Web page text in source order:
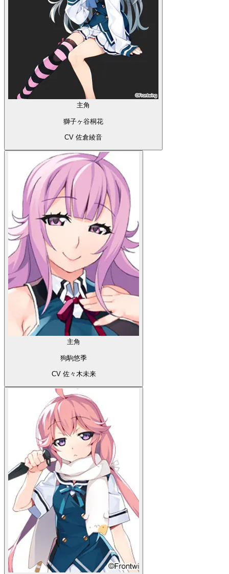
主角
獅子ヶ谷桐花
CV 佐倉綾音
主角
狗駒悠季
CV 佐々木未来